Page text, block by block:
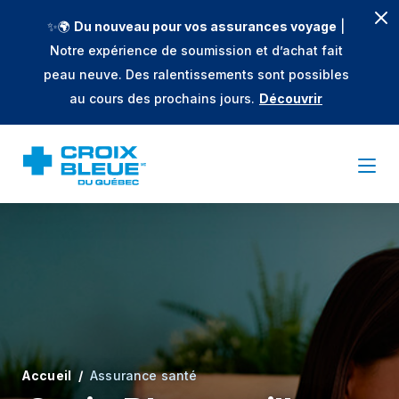
✨🌍 Du nouveau pour vos assurances voyage
Notre expérience de soumission et d’achat fait
peau neuve. Des ralentissements sont possibles
au cours des prochains jours. Découvrir
Accueil Assurance santé